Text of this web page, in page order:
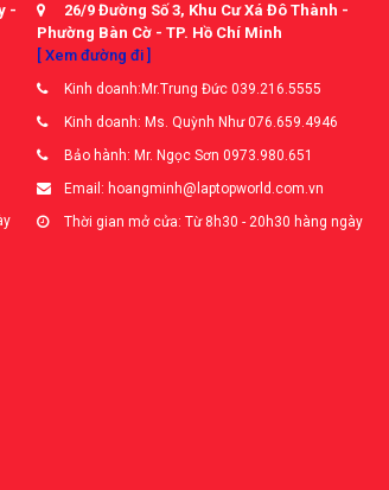
-
26/9 Đường Số 3, Khu Cư Xá Đô Thành -
Phường Bàn Cờ - TP. Hồ Chí Minh
[ Xem đường đi ]
Kinh doanh:Mr.Trung Đức 039.216.5555
Kinh doanh: Ms. Quỳnh Như 076.659.4946
Bảo hành: Mr. Ngọc Sơn 0973.980.651
Email: hoangminh@laptopworld.com.vn
Thời gian mở cửa: Từ 8h30 - 20h30 hàng ngày